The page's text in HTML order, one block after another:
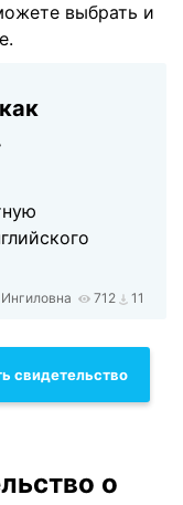
выбрать и
712 11
свидетельство
о